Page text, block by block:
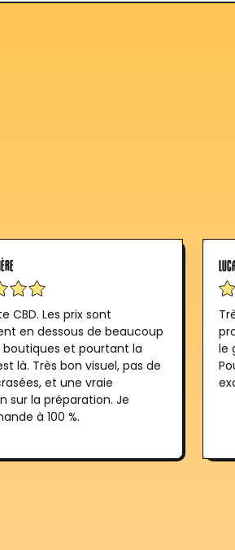
CBD. Les prix sont
en dessous de beaucoup
boutiques et pourtant la
là. Très bon visuel, pas de
et une vraie
sur la préparation. Je
à 100 %.
le